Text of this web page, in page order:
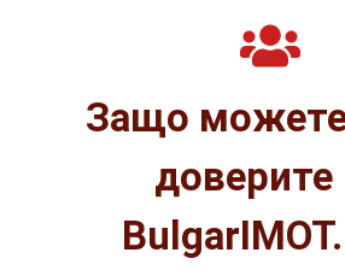
Защо
доверите